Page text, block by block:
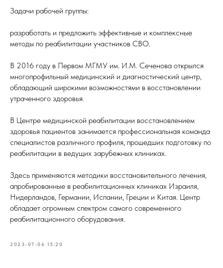
Задачи рабочей группы:
разработать и предложить эффективные и комплексные
методы по реабилитации участников СВО.
В 2016 году в Первом МГМУ им. И.М. Сеченова открылся
многопрофильный медицинский и диагностический центр,
обладающий широкими возможностями в восстановлении
утраченного здоровья.
В Центре медицинской реабилитации восстановлением
здоровья пациентов занимается профессиональная команда
специалистов различного профиля, прошедших подготовку по
реабилитации в ведущих зарубежных клиниках.
Здесь применяются методики восстановительного лечения,
апробированные в реабилитационных клиниках Израиля,
Нидерландов, Германии, Испании, Греции и Китая. Центр
обладает огромным спектром самого современного
реабилитационного оборудования.
2023-07-06 15:20